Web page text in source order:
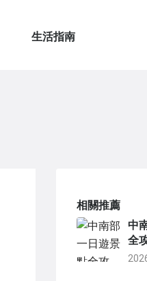
生活指南
相關推薦
中
全
程